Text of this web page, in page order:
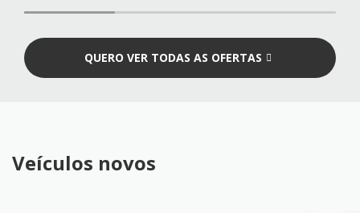
QUERO VER TODAS AS OFERTAS
Veículos novos